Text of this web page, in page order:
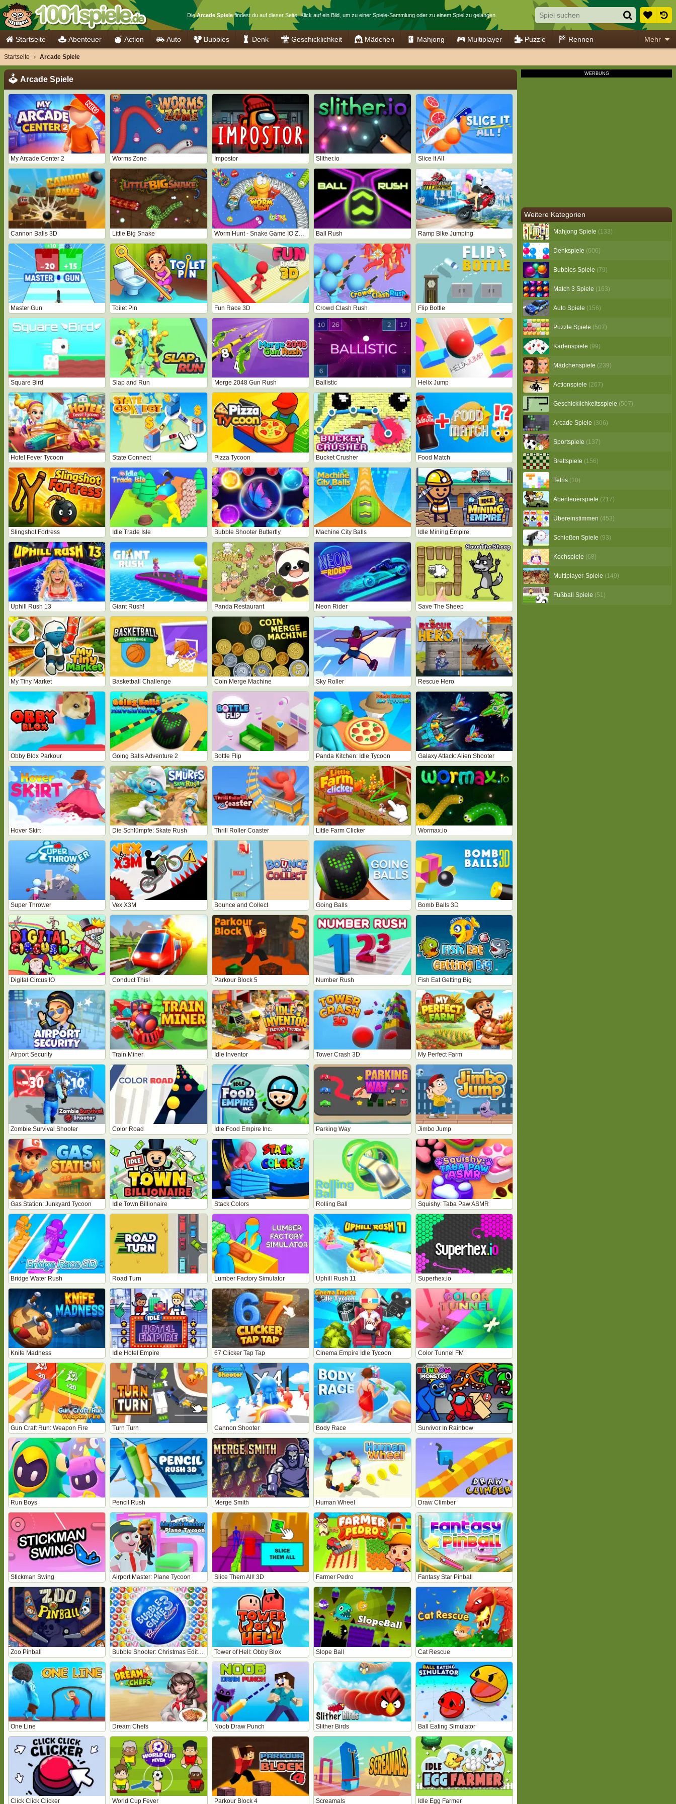
DieArcade Spielefindest du auf dieser Seite. Klick auf ein Bild, um zu einer Spiele-Sammlung oder zu einem Spiel zu gelangen.
Startseite Abenteuer Action Auto Bubbles Denk Geschicklichkeit Mädchen Mahjong Multiplayer Puzzle Rennen Mehr
Arcade Spiele
My Arcade Center 2 Worms Zone Impostor Slither.io Slice It All
Cannon Balls 3D Little Big Snake Worm Hunt - Snake Game IO Zone Ball Rush Ramp Bike Jumping
Master Gun Toilet Pin Fun Race 3D Crowd Clash Rush Flip Bottle
Square Bird Slap and Run Merge 2048 Gun Rush Ballistic Helix Jump
Hotel Fever Tycoon State Connect Pizza Tycoon Bucket Crusher Food Match
Slingshot Fortress Idle Trade Isle Bubble Shooter Butterfly Machine City Balls Idle Mining Empire
Uphill Rush 13 Giant Rush! Panda Restaurant Neon Rider Save The Sheep
My Tiny Market Basketball Challenge Coin Merge Machine Sky Roller Rescue Hero
Obby Blox Parkour Going Balls Adventure 2 Bottle Flip Panda Kitchen: Idle Tycoon Galaxy Attack: Alien Shooter
Hover Skirt Die Schlümpfe: Skate Rush Thrill Roller Coaster Little Farm Clicker Wormax.io
Super Thrower Vex X3M Bounce and Collect Going Balls Bomb Balls 3D
Digital Circus IO Conduct This! Parkour Block 5 Number Rush Fish Eat Getting Big
Airport Security Train Miner Idle Inventor Tower Crash 3D My Perfect Farm
Zombie Survival Shooter Color Road Idle Food Empire Inc. Parking Way Jimbo Jump
Gas Station: Junkyard Tycoon Idle Town Billionaire Stack Colors Rolling Ball Squishy: Taba Paw ASMR
Bridge Water Rush Road Turn Lumber Factory Simulator Uphill Rush 11 Superhex.io
Knife Madness Idle Hotel Empire 67 Clicker Tap Tap Cinema Empire Idle Tycoon Color Tunnel FM
Gun Craft Run: Weapon Fire Turn Turn Cannon Shooter Body Race Survivor In Rainbow
Run Boys Pencil Rush Merge Smith Human Wheel Draw Climber
Stickman Swing Airport Master: Plane Tycoon Slice Them All! 3D Farmer Pedro Fantasy Star Pinball
Zoo Pinball Bubble Shooter: Christmas Edition Tower of Hell: Obby Blox Slope Ball Cat Rescue
One Line Dream Chefs Noob Draw Punch Slither Birds Ball Eating Simulator
Click Click Clicker World Cup Fever Parkour Block 4 Screamals Idle Egg Farmer
Weitere Kategorien
Mahjong Spiele (133)
Denkspiele (606)
Bubbles Spiele (79)
Match 3 Spiele (163)
Auto Spiele (156)
Puzzle Spiele (507)
Kartenspiele (99)
Mädchenspiele (239)
Actionspiele (267)
Geschicklichkeitsspiele (507)
Arcade Spiele (306)
Sportspiele (137)
Brettspiele (156)
Tetris (10)
Abenteuerspiele (217)
Übereinstimmen (453)
Schießen Spiele (93)
Kochspiele (68)
Multiplayer-Spiele (149)
Fußball Spiele (51)
Startseite Arcade Spiele